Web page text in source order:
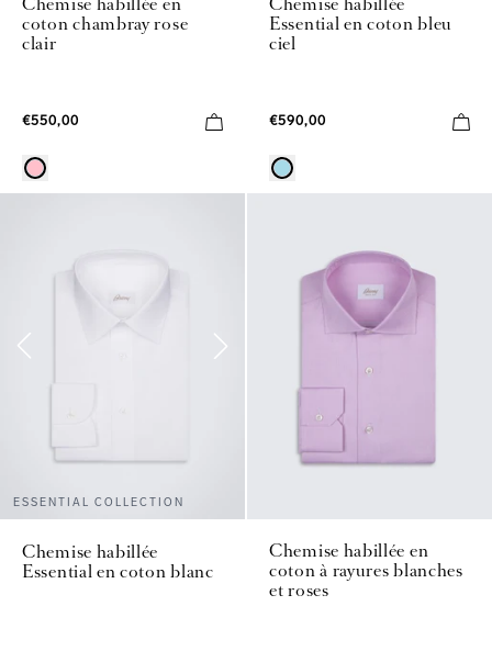
coton chambray rose
clair
€550,00
Essential en coton bleu
ciel
€590,00
ESSENTIAL COLLECTION
Chemise habillée
Essential en coton blanc
Chemise habillée en
coton à rayures blanches
et roses